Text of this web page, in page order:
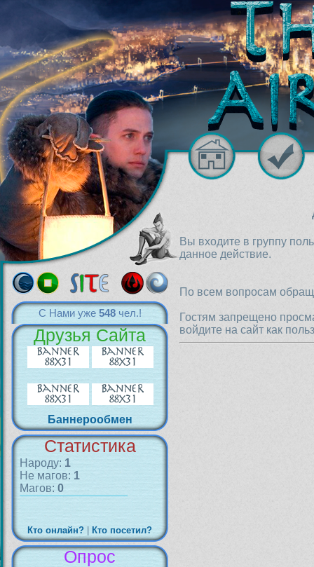
С Нами уже 548чел.!
Друзья Сайта
Баннерообмен
Статистика
Народу: 1
Не магов: 1
Магов: 0
Кто онлайн? Кто посетил?
Опрос
Вы входите в группу
данное действие.
По всем вопросам
Гостям запрещено
войдите на сайт как